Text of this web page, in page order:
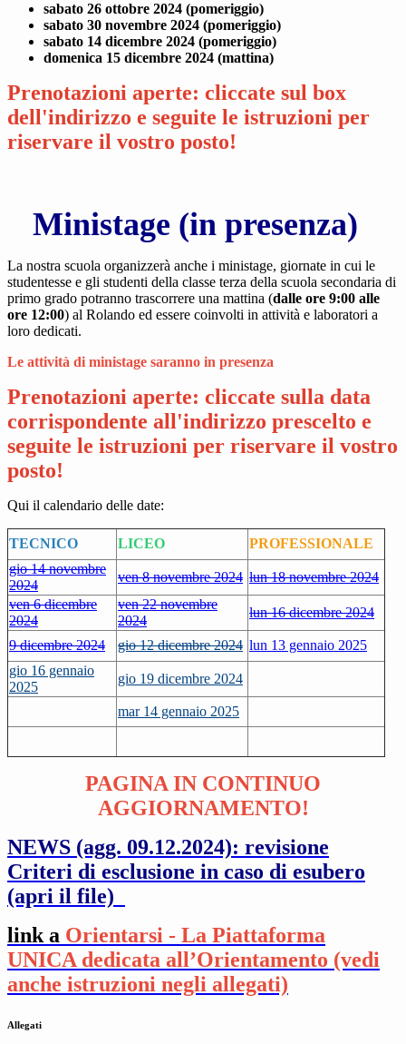
sabato 26 ottobre 2024 (pomeriggio)
sabato 30 novembre 2024 (pomeriggio)
sabato 14 dicembre 2024 (pomeriggio)
domenica 15 dicembre 2024 (mattina)
Prenotazioni aperte: cliccate sul box
dell'indirizzo e seguite le istruzioni per
riservare il vostro posto!
Ministage (in presenza)
La nostra scuola organizzerà anche i ministage, giornate in cui le
studentesse e gli studenti della classe terza della scuola secondaria di
primo grado potranno trascorrere una mattina (dalle ore 9:00 alle
ore 12:00) al Rolando ed essere coinvolti in attività e laboratori a
loro dedicati.
Le attività di ministage saranno in presenza
Prenotazioni aperte: cliccate sulla data
corrispondente all'indirizzo prescelto e
seguite le istruzioni per riservare il vostro
posto!
Qui il calendario delle date:
TECNICO LICEO
PROFESSIONALE
gio 14 novembre
2024
ven 8 novembre 2024 lun 18 novembre 2024
ven 6 dicembre
2024
ven 22 novembre
2024
lun 16 dicembre 2024
9 dicembre 2024 gio 12 dicembre2024 lun 13 gennaio 2025
gio 16 gennaio
2025
gio 19 dicembre 2024
mar 14 gennaio 2025
PAGINA IN CONTINUO
AGGIORNAMENTO!
NEWS (agg. 09.12.2024): revisione
Criteri di esclusione in caso di esubero
(apri il file)
link a Orientarsi - La Piattaforma
UNICA dedicata all’Orientamento (vedi
anche istruzioni negli allegati)
Allegati